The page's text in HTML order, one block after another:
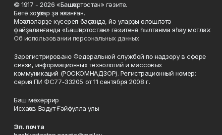
© 1917 - 2026 «Башҡортостан» гәзите.
Бөтә хоҡуҡтар ҙа яҡланған.
Мәҡәләләрҙе күсереп баҫҡанда, йә уларҙы өлөшләтә
файҙаланғанда «Башҡортостан» гәзитенә һылтанма яһау мотлаҡ.
Об использовании персональных данных
Зарегистрировано Федеральной службой по надзору в сфере
связи, информационных технологий и массовых
коммуникаций (РОСКОМНАДЗОР). Регистрационный номер:
серия ПИ ФС77-33205 от 11 сентября 2008 г.
Баш мөхәррир
Исхаҡов Вәдүт Ғәйфулла улы
Эл. почта